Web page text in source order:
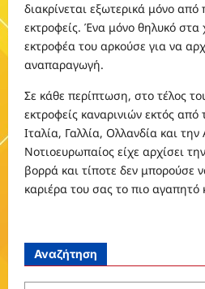
διακρίνεται εξωτερικά μόνο από
εκτροφείς. Ένα μόνο θηλυκό στα
εκτροφέα του αρκούσε για να
αναπαραγωγή.
Σε κάθε περίπτωση, στο τέλος
εκτροφείς καναρινιών εκτός από
Ιταλία, Γαλλία, Ολλανδία και
Νοτιοευρωπαίος είχε αρχίσει
βορρά και τίποτε δεν μπορούσε
καριέρα του σας το πιο αγαπητό
Αναζήτηση